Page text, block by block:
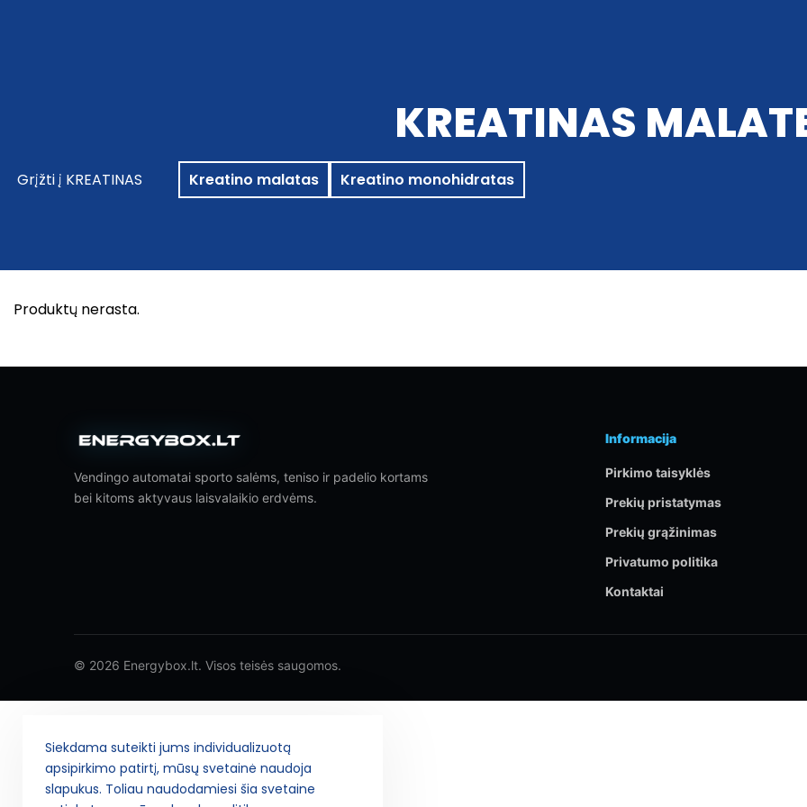
KREATINAS
Grįžti į KREATINAS Kreatino malatas Kreatino monohidratas
Produktų nerasta.
Vendingo automatai sporto salėms, teniso ir padelio kortams
bei kitoms aktyvaus laisvalaikio erdvėms.
Informacija
Pirkimo taisyklės
Prekių pristatymas
Prekių grąžinimas
Privatumo politika
Kontaktai
© 2026 Energybox.lt. Visos teisės saugomos.
Siekdama suteikti jums individualizuotą
apsipirkimo patirtį, mūsų svetainė naudoja
slapukus. Toliau naudodamiesi šia svetaine